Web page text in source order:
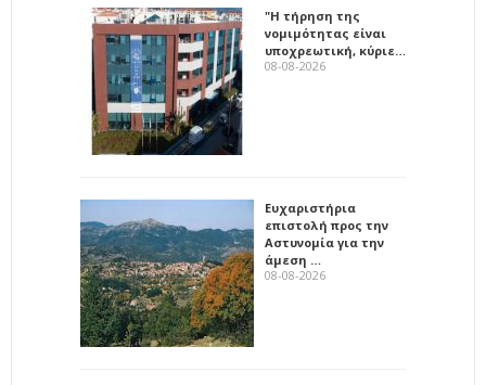
"Η τήρηση της
νομιμότητας είναι
υποχρεωτική, κύριε…
08-08-2026
Ευχαριστήρια
επιστολή προς την
Αστυνομία για την
άμεση …
08-08-2026